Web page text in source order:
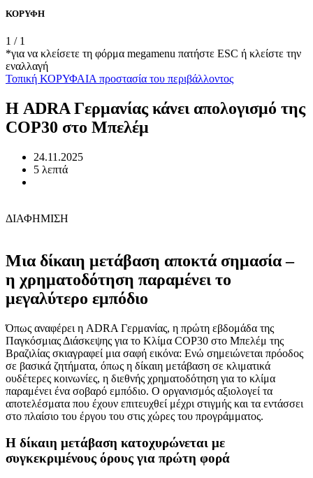
ΚΟΡΥΦΗ
1 / 1
*για να κλείσετε τη φόρμα megamenu πατήστε ESC ή κλείστε την
εναλλαγή
Τοπική ΚΟΡΥΦΑΙΑ προστασία του περιβάλλοντος
Η ADRA Γερμανίας κάνει απολογισμό της
COP30 στο Μπελέμ
24.11.2025
5 λεπτά
ΔΙΑΦΗΜΙΣΗ
Μια δίκαιη μετάβαση αποκτά σημασία –
η χρηματοδότηση παραμένει το
μεγαλύτερο εμπόδιο
Όπως αναφέρει η ADRA Γερμανίας, η πρώτη εβδομάδα της
Παγκόσμιας Διάσκεψης για το Κλίμα COP30 στο Μπελέμ της
Βραζιλίας σκιαγραφεί μια σαφή εικόνα: Ενώ σημειώνεται πρόοδος
σε βασικά ζητήματα, όπως η δίκαιη μετάβαση σε κλιματικά
ουδέτερες κοινωνίες, η διεθνής χρηματοδότηση για το κλίμα
παραμένει ένα σοβαρό εμπόδιο. Ο οργανισμός αξιολογεί τα
αποτελέσματα που έχουν επιτευχθεί μέχρι στιγμής και τα εντάσσει
στο πλαίσιο του έργου του στις χώρες του προγράμματος.
Η δίκαιη μετάβαση κατοχυρώνεται με
συγκεκριμένους όρους για πρώτη φορά